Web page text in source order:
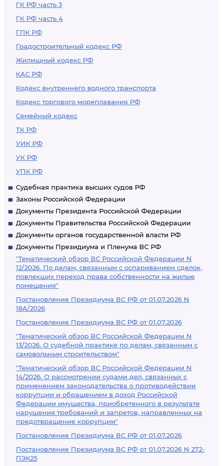
ГК РФ часть 3
ГК РФ часть 4
ГПК РФ
Градостроительный кодекс РФ
Жилищный кодекс РФ
КАС РФ
Кодекс внутреннего водного транспорта
Кодекс торгового мореплавания РФ
Семейный кодекс
ТК РФ
УИК РФ
УК РФ
УПК РФ
Судебная практика высших судов РФ
Законы Российской Федерации
Документы Президента Российской Федерации
Документы Правительства Российской Федерации
Документы органов государственной власти РФ
Документы Президиума и Пленума ВС РФ
"Тематический обзор ВС Российской Федерации N
12/2026. По делам, связанным с оспариванием сделок,
повлекших переход права собственности на жилые
помещения"
Постановление Президиума ВС РФ от 01.07.2026 N
18А/2026
Постановление Президиума ВС РФ от 01.07.2026
"Тематический обзор ВС Российской Федерации N
13/2026. О судебной практике по делам, связанным с
самовольным строительством"
"Тематический обзор ВС Российской Федерации N
14/2026. О рассмотрении судами дел, связанных с
применением законодательства о противодействии
коррупции и обращением в доход Российской
Федерации имущества, приобретенного в результате
нарушения требований и запретов, направленных на
предотвращение коррупции"
Постановление Президиума ВС РФ от 01.07.2026
Постановление Президиума ВС РФ от 01.07.2026 N 272-
ПЭК25